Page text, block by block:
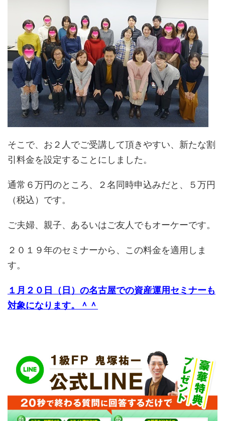
そこで、お２人でご受講して頂きやすい、新たな割
引料金を設定することにしました。
通常６万円のところ、２名同時申込みだと、５万円
（税込）です。
ご夫婦、親子、あるいはご友人でもオーケーです。
２０１９年のセミナーから、この料金を適用しま
す。
１月２０日（日）の名古屋での資産運用セミナーも
対象になります。＾＾